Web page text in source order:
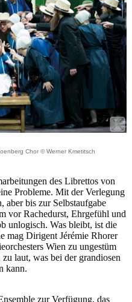
Chor © Werner Kmetitsch
des Librettos von
Probleme. Mit der Verlegung
aber bis zur Selbstaufgabe
vor Rachedurst, Ehrgefühl und
unlogisch. Was bleibt, ist die
mag Dirigent Jérémie Rhorer
Wien zu ungestüm
laut, was bei der grandiosen
kann.
zur Verfügung, das